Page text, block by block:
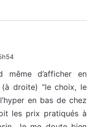
même d’afficher en
droite) “le choix, le
en bas de chez
les prix pratiqués à